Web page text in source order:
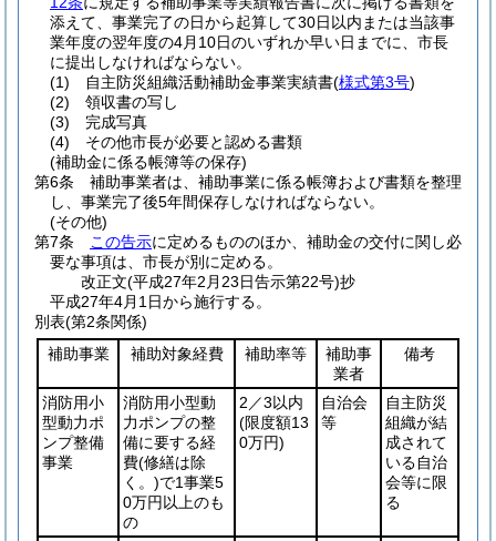
添えて、事業完了の日から起算して30日以内または当該事
業年度の翌年度の4月10日のいずれか早い日までに、市長
に提出しなければならない。
(1)
自主防災組織活動補助金事業実績書(様式第3号)
(2)
領収書の写し
(3)
完成写真
(4)
その他市長が必要と認める書類
(補助金に係る帳簿等の保存)
第6条
補助事業者は、補助事業に係る帳簿および書類を整理
し、事業完了後5年間保存しなければならない。
(その他)
第7条
この告示に定めるもののほか、補助金の交付に関し必
要な事項は、市長が別に定める。
改正文(平成27年2月23日告示第22号)抄
平成27年4月1日から施行する。
別表(第2条関係)
補助事業
補助対象経費 補助率等
補助事
業者
備考
消防用小
型動力ポ
ンプ整備
事業
消防用小型動
力ポンプの整
備に要する経
費(修繕は除
く。)で1事業5
0万円以上のも
の
2／3以内
(限度額13
0万円)
自治会
等
自主防災
組織が結
成されて
いる自治
会等に限
る